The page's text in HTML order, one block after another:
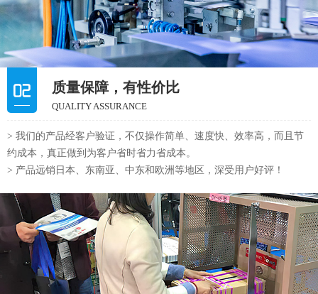
质量保障，有性价比
QUALITY ASSURANCE
> 我们的产品经客户验证，不仅操作简单、速度快、效率高，而且节
约成本，真正做到为客户省时省力省成本。
> 产品远销日本、东南亚、中东和欧洲等地区，深受用户好评！